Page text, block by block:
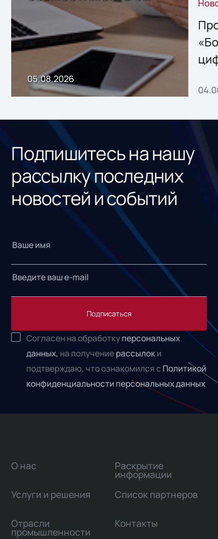
решением Sharx
Storage 2.x для
хранения данных
05.08.2026
Подпишитесь на нашу
рассылку последних
новостей и событий
Подписаться
Согласен на обработкуперсональных
данных, на получениерассылоки
подтверждаю, что ознакомился с Политикой
конфиденциальности персональных данных
О нас
Услуги и решения
Отрасли
промышленности
Раскрытие
информации
Список партнеров
Контакты